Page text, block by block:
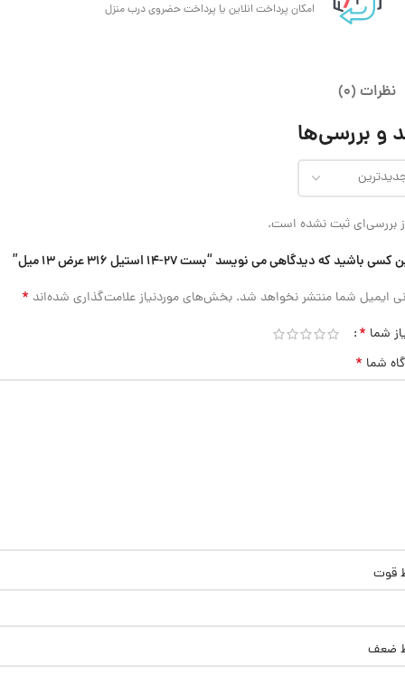
امکان پرداخت انلاین یا پرداخت حضروی درب منزل
نظرات (0)
و بررسی‌ها
بررسی‌ای ثبت نشده است.
کسی باشید که دیدگاهی می نویسد “بست 27-14 استیل 316 عرض 13 میل”
ایمیل شما منتشر نخواهد شد. بخش‌های موردنیاز علامت‌گذاری شده‌اند *
شما *
شما *
قوت
ضعف